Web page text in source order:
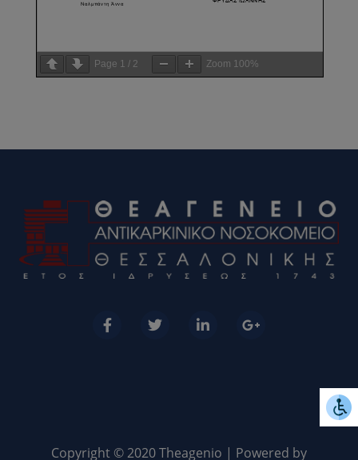
Page 1 / 2 Zoom 100%
Copyright © 2020 Theagenio | Powered by